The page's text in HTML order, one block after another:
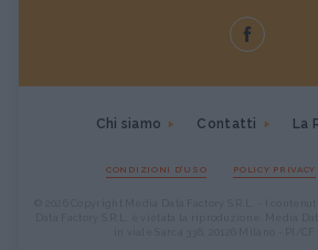
Chi siamo Contatti La
CONDIZIONI D'USO POLICY PRIVACY